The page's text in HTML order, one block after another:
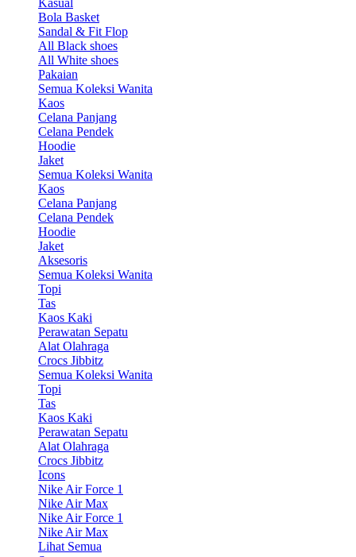
Bola Basket
Sandal & Fit Flop
All Black shoes
All White shoes
Pakaian
Semua Koleksi Wanita
Kaos
Celana Panjang
Celana Pendek
Hoodie
Jaket
Semua Koleksi Wanita
Kaos
Celana Panjang
Celana Pendek
Hoodie
Jaket
Aksesoris
Semua Koleksi Wanita
Topi
Tas
Kaos Kaki
Perawatan Sepatu
Alat Olahraga
Crocs Jibbitz
Semua Koleksi Wanita
Topi
Tas
Kaos Kaki
Perawatan Sepatu
Alat Olahraga
Crocs Jibbitz
Icons
Nike Air Force 1
Nike Air Max
Nike Air Force 1
Nike Air Max
Lihat Semua